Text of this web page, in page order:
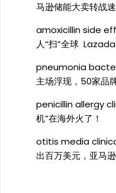
马逊储能大卖转战
amoxicillin side
人“扫”全球
pneumonia
主场浮现，50家品
penicillin allergy
机”在海外火了！
otitis media
出百万美元，亚马